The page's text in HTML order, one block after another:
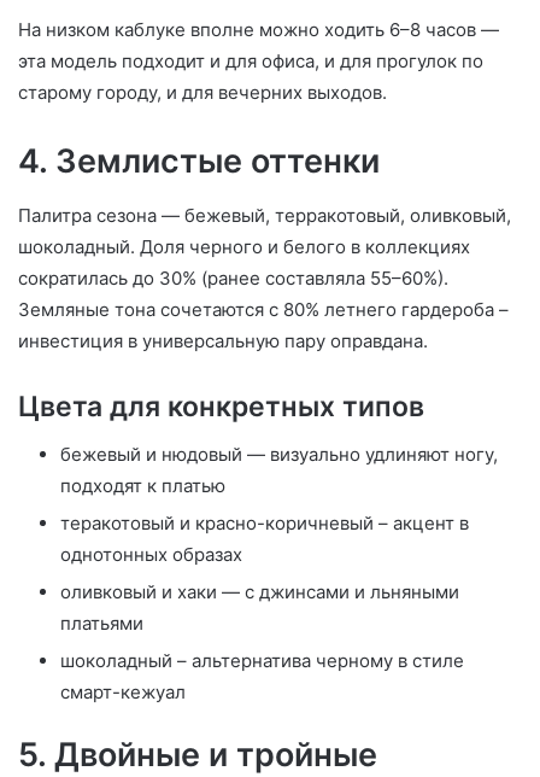
На низком каблуке вполне можно ходить 6–8 часов —
эта модель подходит и для офиса, и для прогулок по
старому городу, и для вечерних выходов.
4. Землистые оттенки
Палитра сезона — бежевый, терракотовый, оливковый,
шоколадный. Доля черного и белого в коллекциях
сократилась до 30% (ранее составляла 55–60%).
Земляные тона сочетаются с 80% летнего гардероба –
инвестиция в универсальную пару оправдана.
Цвета для конкретных типов
бежевый и нюдовый — визуально удлиняют ногу,
подходят к платью
теракотовый и красно-коричневый – акцент в
однотонных образах
оливковый и хаки — с джинсами и льняными
платьями
шоколадный – альтернатива черному в стиле
смарт-кежуал
5. Двойные и тройные